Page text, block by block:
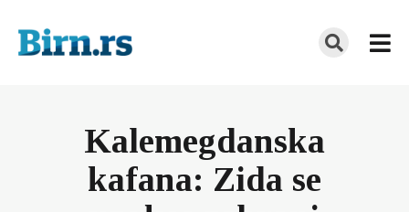
Kalemegdanska
kafana: Zida se